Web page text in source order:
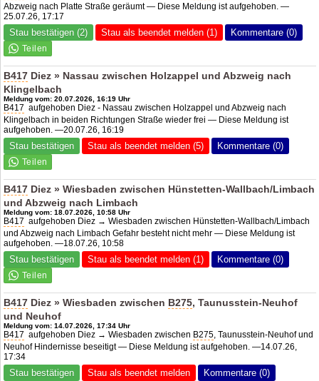
Abzweig nach Platte Straße geräumt — Diese Meldung ist aufgehoben. —
25.07.26, 17:17
Stau bestätigen (2) Stau als beendet melden (1) Kommentare (0)
B417 Diez » Nassau zwischen Holzappel und Abzweig nach
Klingelbach
Meldung vom: 20.07.2026, 16:19 Uhr
B417 aufgehoben Diez - Nassau zwischen Holzappel und Abzweig nach
Klingelbach in beiden Richtungen Straße wieder frei — Diese Meldung ist
aufgehoben. —20.07.26, 16:19
Stau bestätigen Stau als beendet melden (5) Kommentare (0)
B417 Diez » Wiesbaden zwischen Hünstetten-Wallbach/Limbach
und Abzweig nach Limbach
Meldung vom: 18.07.2026, 10:58 Uhr
B417 aufgehoben Diez → Wiesbaden zwischen Hünstetten-Wallbach/Limbach
und Abzweig nach Limbach Gefahr besteht nicht mehr — Diese Meldung ist
aufgehoben. —18.07.26, 10:58
Stau bestätigen Stau als beendet melden (1) Kommentare (0)
B417 Diez » Wiesbaden zwischen B275, Taunusstein-Neuhof
und Neuhof
Meldung vom: 14.07.2026, 17:34 Uhr
B417 aufgehoben Diez → Wiesbaden zwischen B275, Taunusstein-Neuhof und
Neuhof Hindernisse beseitigt — Diese Meldung ist aufgehoben. —14.07.26,
17:34
Stau bestätigen Stau als beendet melden Kommentare (0)